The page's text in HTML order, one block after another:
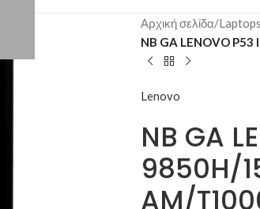
Αρχική σελίδα/
NB GA LENOVO
Lenovo
NB GA
9850H/
AM/